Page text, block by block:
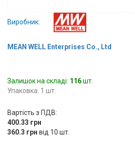
авторизація
Виробники
Доставка
Тех.
Підтримка
Виробник:
MEAN WELL Enterprises Co., Ltd
Залишок на складі: 116шт.
Упаковка: 1 шт.
Вартість з ПДВ:
400.33 грн
360.3 грн від 10 шт.